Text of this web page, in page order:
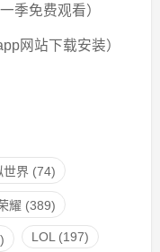
季免费观看）
网站下载安装）
世界(74)
耀 (389)
LOL (197)